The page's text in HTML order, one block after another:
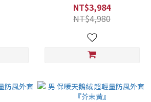
NT$3,984
NT$4,980